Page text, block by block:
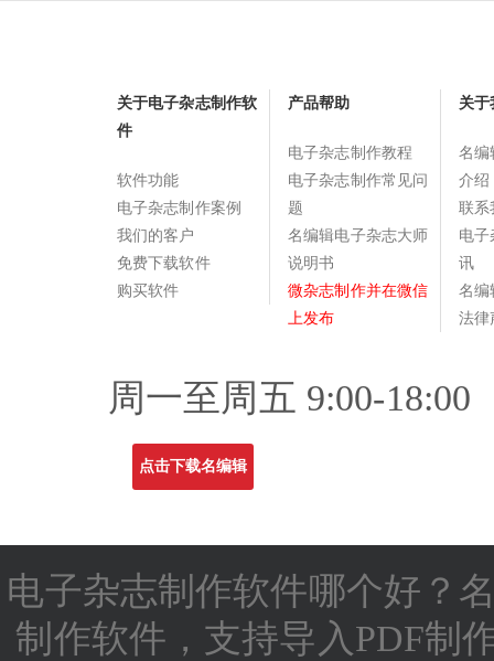
关于电子杂志制作软
件
软件功能
电子杂志制作案例
我们的客户
免费下载软件
购买软件
产品帮助
电子杂志制作教程
电子杂志制作常见问
题
名编辑电子杂志大师
说明书
微杂志制作并在微信
上发布
关于
名编
介绍
联系
电子
讯
名编
法律
周一至周五 9:00-18:00
点击下载名编辑
电子杂志制作软件哪个好 ？
制作软件 ，支持导入 PDF制